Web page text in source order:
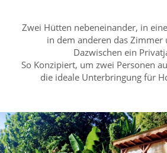
Zwei Hütten nebeneinander, in
in dem anderen das Zimmer
Dazwischen ein
So Konzipiert, um zwei Personen
die ideale Unterbringung für